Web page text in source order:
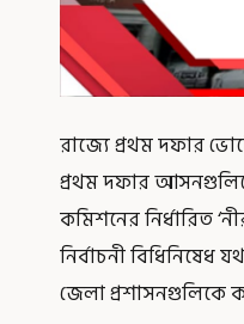
রাজ্যে প্রথম দফার
প্রথম দফার
কমিশনের নির্ধারিত
নির্বাচনী
জেলা প্রশাসনগুলিকে